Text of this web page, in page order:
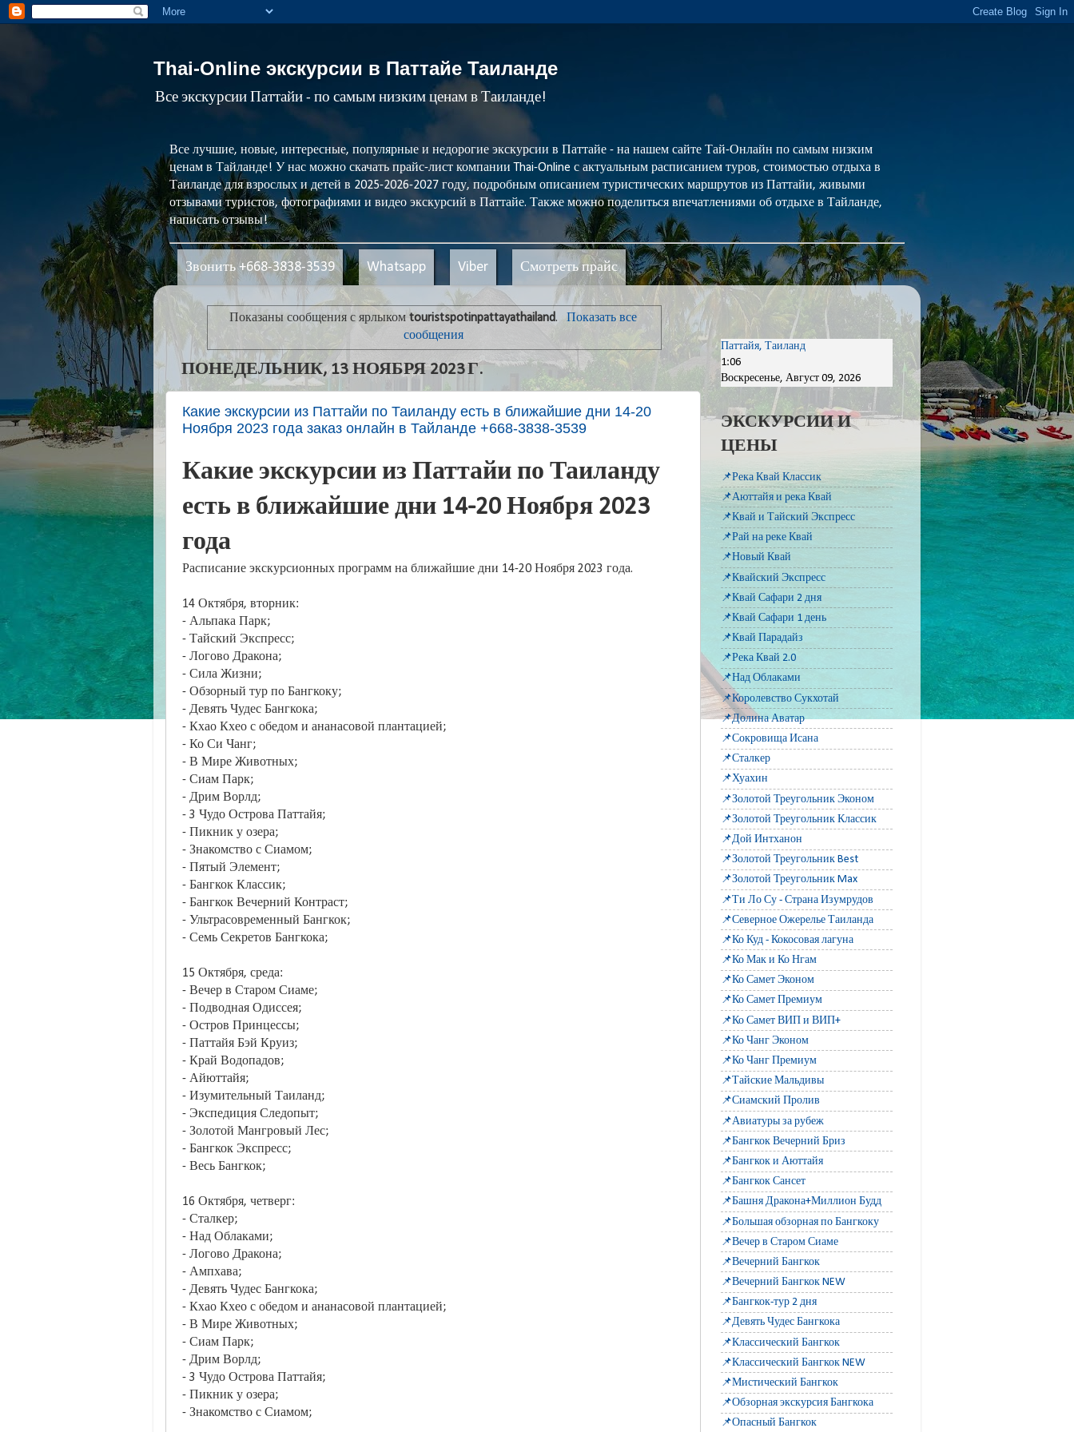
Thai-Online экскурсии в Паттайе Таиланде
Все экскурсии Паттайи - по самым низким ценам в Таиланде!
Все лучшие, новые, интересные, популярные и недорогие экскурсии в Паттайе - на нашем сайте Тай-Онлайн по самым низким
ценам в Тайланде! У нас можно скачать прайс-лист компании Thai-Online с актуальным расписанием туров, стоимостью отдыха в
Таиланде для взрослых и детей в 2025-2026-2027 году, подробным описанием туристических маршрутов из Паттайи, живыми
отзывами туристов, фотографиями и видео экскурсий в Паттайе. Также можно поделиться впечатлениями об отдыхе в Тайланде,
написать отзывы!
Звонить +668-3838-3539 Whatsapp Viber Смотреть прайс
Показаны сообщения с ярлыкомtouristspotinpattayathailand.
Показать все
сообщения
ПОНЕДЕЛЬНИК, 13 НОЯБРЯ 2023 Г.
Какие экскурсии из Паттайи по Таиланду есть в ближайшие дни 14-20
Ноября 2023 года заказ онлайн в Тайланде +668-3838-3539
Какие экскурсии из Паттайи по Таиланду
есть в ближайшие дни 14-20 Ноября 2023
года
Расписание экскурсионных программ на ближайшие дни 14-20 Ноября 2023 года.
14 Октября, вторник:
- Альпака Парк;
- Тайский Экспресс;
- Логово Дракона;
- Сила Жизни;
- Обзорный тур по Бангкоку;
- Девять Чудес Бангкока;
- Кхао Кхео с обедом и ананасовой плантацией;
- Ко Си Чанг;
- В Мире Животных;
- Сиам Парк;
- Дрим Ворлд;
- 3 Чудо Острова Паттайя;
- Пикник у озера;
- Знакомство с Сиамом;
- Пятый Элемент;
- Бангкок Классик;
- Бангкок Вечерний Контраст;
- Ультрасовременный Бангкок;
- Семь Секретов Бангкока;
15 Октября, среда:
- Вечер в Старом Сиаме;
- Подводная Одиссея;
- Остров Принцессы;
- Паттайя Бэй Круиз;
- Край Водопадов;
- Айюттайя;
- Изумительный Таиланд;
- Экспедиция Следопыт;
- Золотой Мангровый Лес;
- Бангкок Экспресс;
- Весь Бангкок;
16 Октября, четверг:
- Сталкер;
- Над Облаками;
- Логово Дракона;
- Ампхава;
- Девять Чудес Бангкока;
- Кхао Кхео с обедом и ананасовой плантацией;
- В Мире Животных;
- Сиам Парк;
- Дрим Ворлд;
- 3 Чудо Острова Паттайя;
- Пикник у озера;
- Знакомство с Сиамом;
Паттайя, Таиланд
1:06
Воскресенье, Август 09, 2026
ЭКСКУРСИИ И
ЦЕНЫ
📌Река Квай Классик
📌Аюттайя и река Квай
📌Квай и Тайский Экспресс
📌Рай на реке Квай
📌Новый Квай
📌Квайский Экспресс
📌Квай Сафари 2 дня
📌Квай Сафари 1 день
📌Квай Парадайз
📌Река Квай 2.0
📌Над Облаками
📌Королевство Сукхотай
📌Долина Аватар
📌Сокровища Исана
📌Сталкер
📌Хуахин
📌Золотой Треугольник Эконом
📌Золотой Треугольник Классик
📌Дой Интханон
📌Золотой Треугольник Best
📌Золотой Треугольник Max
📌Ти Ло Су - Страна Изумрудов
📌Северное Ожерелье Таиланда
📌Ко Куд - Кокосовая лагуна
📌Ко Мак и Ко Нгам
📌Ко Самет Эконом
📌Ко Самет Премиум
📌Ко Самет ВИП и ВИП+
📌Ко Чанг Эконом
📌Ко Чанг Премиум
📌Тайские Мальдивы
📌Сиамский Пролив
📌Авиатуры за рубеж
📌Бангкок Вечерний Бриз
📌Бангкок и Аюттайя
📌Бангкок Сансет
📌Башня Дракона+Миллион Будд
📌Большая обзорная по Бангкоку
📌Вечер в Старом Сиаме
📌Вечерний Бангкок
📌Вечерний Бангкок NEW
📌Бангкок-тур 2 дня
📌Девять Чудес Бангкока
📌Классический Бангкок
📌Классический Бангкок NEW
📌Мистический Бангкок
📌Обзорная экскурсия Бангкока
📌Опасный Бангкок